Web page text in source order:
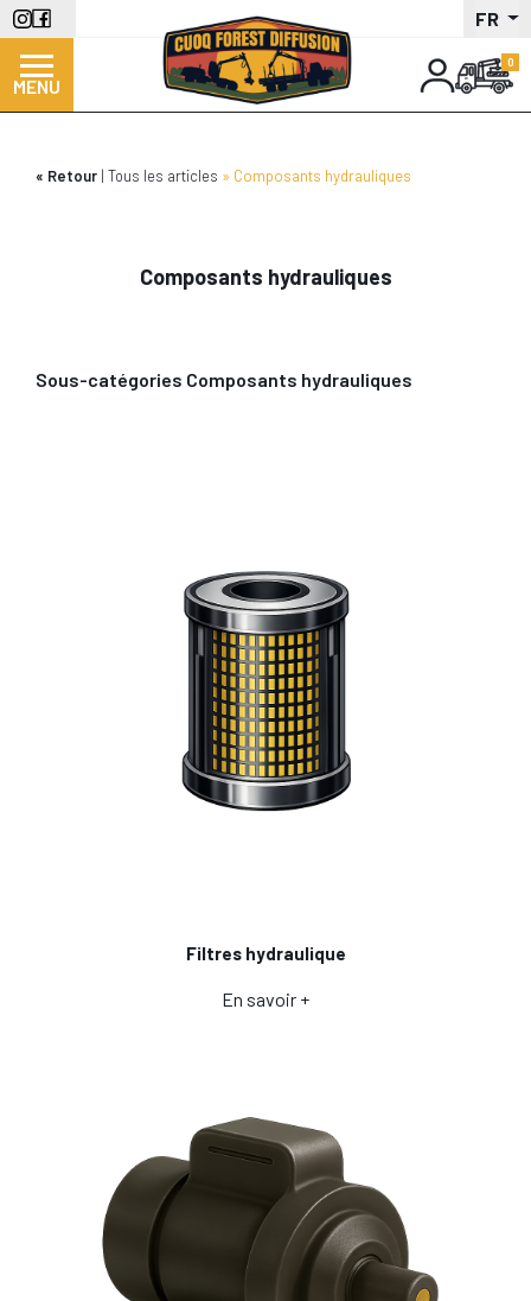
Aller
au
contenu
principal
FR
MENU
Retour Tous les articles Composants hydrauliques
Composants hydrauliques
Sous-catégories Composants hydrauliques
Filtres hydraulique
En savoir +